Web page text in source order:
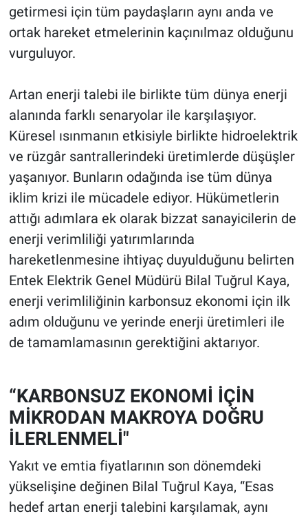
getirmesi için tüm paydaşların aynı anda ve
ortak hareket etmelerinin kaçınılmaz olduğunu
vurguluyor.
Artan enerji talebi ile birlikte tüm dünya enerji
alanında farklı senaryolar ile karşılaşıyor.
Küresel ısınmanın etkisiyle birlikte hidroelektrik
ve rüzgâr santrallerindeki üretimlerde düşüşler
yaşanıyor. Bunların odağında ise tüm dünya
iklim krizi ile mücadele ediyor. Hükümetlerin
attığı adımlara ek olarak bizzat sanayicilerin de
enerji verimliliği yatırımlarında
hareketlenmesine ihtiyaç duyulduğunu belirten
Entek Elektrik Genel Müdürü Bilal Tuğrul Kaya,
enerji verimliliğinin karbonsuz ekonomi için ilk
adım olduğunu ve yerinde enerji üretimleri ile
de tamamlamasının gerektiğini aktarıyor.
“KARBONSUZ EKONOMİ İÇİN
MİKRODAN MAKROYA DOĞRU
İLERLENMELİ"
Yakıt ve emtia fiyatlarının son dönemdeki
yükselişine değinen Bilal Tuğrul Kaya, “Esas
hedef artan enerji talebini karşılamak, aynı